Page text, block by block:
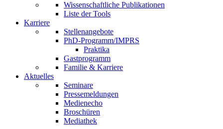
Wissenschaftliche Publikationen
Liste der Tools
Karriere
Stellenangebote
PhD-Programm/IMPRS
Praktika
Gastprogramm
Familie & Karriere
Aktuelles
Seminare
Pressemeldungen
Medienecho
Broschüren
Mediathek